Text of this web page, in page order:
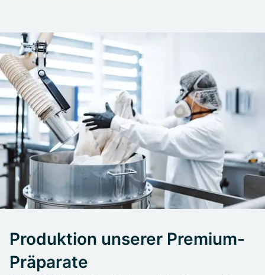
Produktion unserer Premium-
Präparate